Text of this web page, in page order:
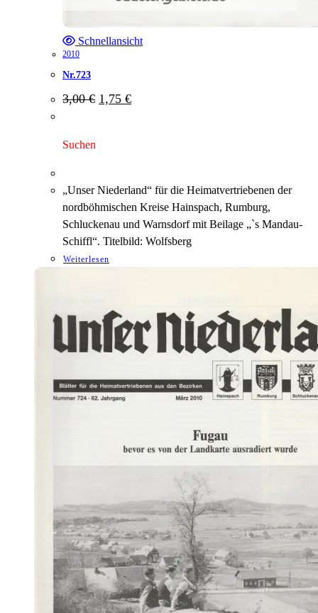
Schnellansicht
2010
Nr.723
3,00€ Ursprünglicher
Preis
1,75 €Aktueller
Preis
Suchen
„Unser Niederland“ für die Heimatvertriebenen der
nordböhmischen Kreise Hainspach, Rumburg,
Schluckenau und Warnsdorf mit Beilage „`s Mandau-
Schiffl“. Titelbild: Wolfsberg
Weiterlesen